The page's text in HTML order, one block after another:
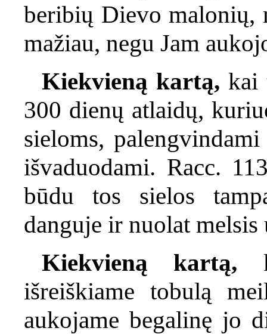
beribių Dievo malonių,
mažiau, negu Jam
Kiekvieną kartą, kai
300 dienų atlaidų,
sieloms,
išvaduodami. Racc.
būdu tos sielos
danguje ir nuolat melsis
Kiekvieną kartą,
išreiškiame tobulą
aukojame begalinę jo